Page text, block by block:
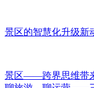
景区的智慧化升级新
景区——跨界思维带